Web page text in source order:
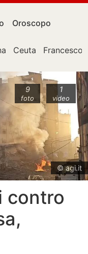
Oroscopo
Ceuta Francesco
9
foto
1
video
© agi.it
contro